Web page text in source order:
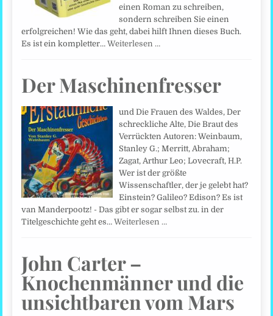
einen Roman zu schreiben,
sondern schreiben Sie einen
erfolgreichen! Wie das geht, dabei hilft Ihnen dieses Buch.
Es ist ein kompletter…Weiterlesen …
Der Maschinenfresser
und Die Frauen des Waldes, Der
schreckliche Alte, Die Braut des
Verrückten Autoren: Weinbaum,
Stanley G.; Merritt, Abraham;
Zagat, Arthur Leo; Lovecraft, H.P.
Wer ist der größte
Wissenschaftler, der je gelebt hat?
Einstein? Galileo? Edison? Es ist
van Manderpootz! - Das gibt er sogar selbst zu. in der
Titelgeschichte geht es…Weiterlesen …
John Carter –
Knochenmänner und die
unsichtbaren vom Mars